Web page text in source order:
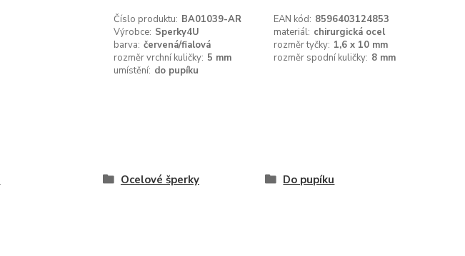
Číslo produktu: BA01039-AR EAN kód: 8596403124853
Výrobce: Sperky4U materiál: chirurgická ocel
barva: červená/fialová rozměr tyčky: 1,6 x 10 mm
rozměr vrchní kuličky: 5 mm rozměr spodní kuličky: 8 mm
umístění: do pupíku
Ocelové šperky Do pupíku